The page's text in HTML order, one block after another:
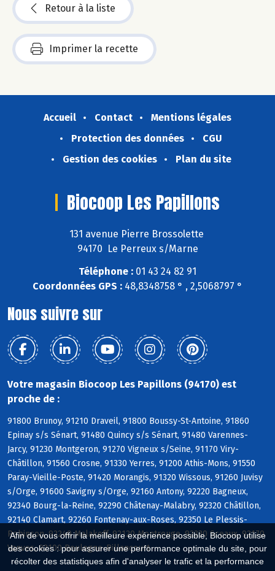
Afin de vous offrir la meilleure expérience possible, Biocoop utilise
des cookies : pour assurer une performance optimale du site, pour
récolter des statistiques afin d'analyser le trafic et la performance
Retour à la liste
Imprimer la recette
Accueil Contact
Mentions légales
Protection des données
CGU
Gestion des cookies
Plan du site
Biocoop Les Papillons
131 avenue Pierre Brossolette
94170 Le Perreux s/Marne
Téléphone : 01 43 24 82 91
Coordonnées GPS : 48,8348758 ° , 2,5068797 °
Nous suivre sur
Votre magasin Biocoop Les Papillons (94170) est
proche de :
91800 Brunoy, 91210 Draveil, 91800 Boussy-St-Antoine, 91860
Epinay s/s Sénart, 91480 Quincy s/s Sénart, 91480 Varennes-
Jarcy, 91230 Montgeron, 91270 Vigneux s/Seine, 91170 Viry-
Châtillon, 91560 Crosne, 91330 Yerres, 91200 Athis-Mons, 91550
Paray-Vieille-Poste, 91420 Morangis, 91320 Wissous, 91260 Juvisy
s/Orge, 91600 Savigny s/Orge, 92160 Antony, 92220 Bagneux,
92340 Bourg-la-Reine, 92290 Châtenay-Malabry, 92320 Châtillon,
92140 Clamart, 92260 Fontenay-aux-Roses, 92350 Le Plessis-
Robinson, 92240 Malakoff, 92120 Montrouge, 92330 Sceaux, 92170
Vanves, 92100 Boulogne-Billancourt